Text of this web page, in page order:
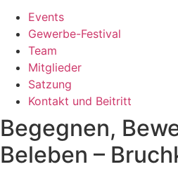
Events
Gewerbe-Festival
Team
Mitglieder
Satzung
Kontakt und Beitritt
Begegnen,
Beleben –